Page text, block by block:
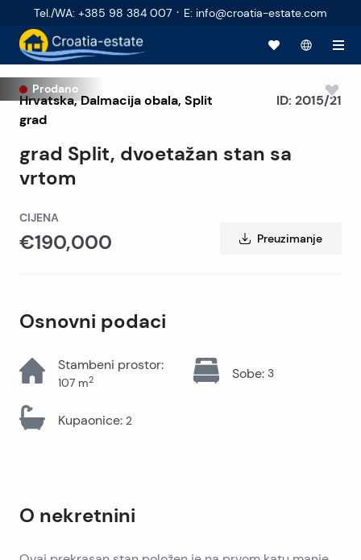
Tel./WA: +385 98 384 007 · E: info@croatia-estate.com
Prodano
Hrvatska,Dalmacija obala, Split
grad
grad Split, dvoetažan stan sa
vrtom
ID: 2015/21
CIJENA
€190,000 Preuzimanje
Osnovni podaci
Stambeni prostor:
107 m2 Sobe: 3
Kupaonice: 2
O nekretnini